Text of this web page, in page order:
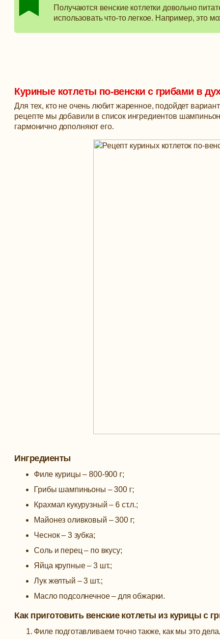
Получаются венские котлетки довольно
использовать что-то легкое. Например, это
Куриные котлеты по-венски с грибами в
Для тех, кто не очень любит жаренное, подойдет
рецепте мы добавили в список ингредиентов
гармонично дополняют его.
Ингредиенты
Филе курицы – 800-900 г;
Грибы шампиньоны – 300 г;
Крахмал кукурузный – 6 ст.л.;
Майонез оливковый – 300 г;
Чеснок – 3 зубка;
Соль и перец – по вкусу;
Яйца крупные – 3 шт.;
Лук желтый – 3 шт.;
Масло подсолнечное – для обжарки.
Как приготовить венские котлеты из курицы с
Филе подготавливаем точно также, как мы это